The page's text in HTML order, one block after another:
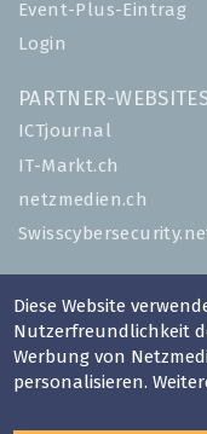
Event-Plus-Eintrag
Login
PARTNER-
ICTjournal
IT-Markt.ch
netzmedien.ch
Impressum
AGB
Diese Website
Nutzerfreundlichkeit
Werbung von
personalisieren.